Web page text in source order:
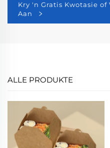
Kry 'n Gratis Kwotasie
Aan
ALLE PRODUKTE